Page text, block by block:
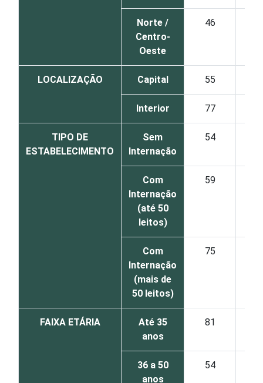
Norte /
Centro-
Oeste
46
LOCALIZAÇÃO Capital 55
Interior 77
TIPO DE
ESTABELECIMENTO
Sem
Internação
54
Com
Internação
(até 50
leitos)
59
Com
Internação
(mais de
50 leitos)
75
FAIXA ETÁRIA
Até 35
anos
81
36 a 50
anos
54